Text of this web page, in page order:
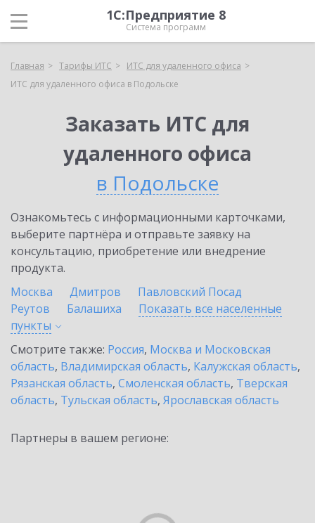
1С:Предприятие 8
Система программ
Главная Тарифы ИТС
ИТС для удаленного офиса
ИТС для удаленного офиса в Подольске
Заказать ИТС для
удаленного офиса
в Подольске
Ознакомьтесь с информационными карточками,
выберите партнёра и отправьте заявку на
консультацию, приобретение или внедрение
продукта.
Москва
Дмитров
Павловский Посад
Реутов
Балашиха
Показать все населенные
пункты
Смотрите также: Россия, Москва и Московская
область, Владимирская область, Калужская область,
Рязанская область, Смоленская область, Тверская
область, Тульская область, Ярославская область
Партнеры в вашем регионе: